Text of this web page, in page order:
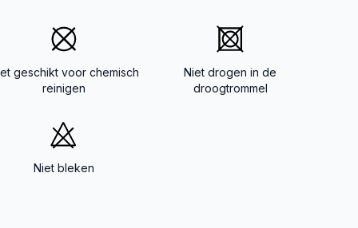
geschikt voor chemisch
reinigen
Niet drogen in de
droogtrommel
Niet bleken